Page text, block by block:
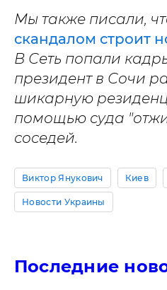
Мы также писали,
скандалом строит
В Сеть попали
президент в Сочи
шикарную
помощью суда
соседей.
Виктор Янукович Киев
Новости Украины
Последние